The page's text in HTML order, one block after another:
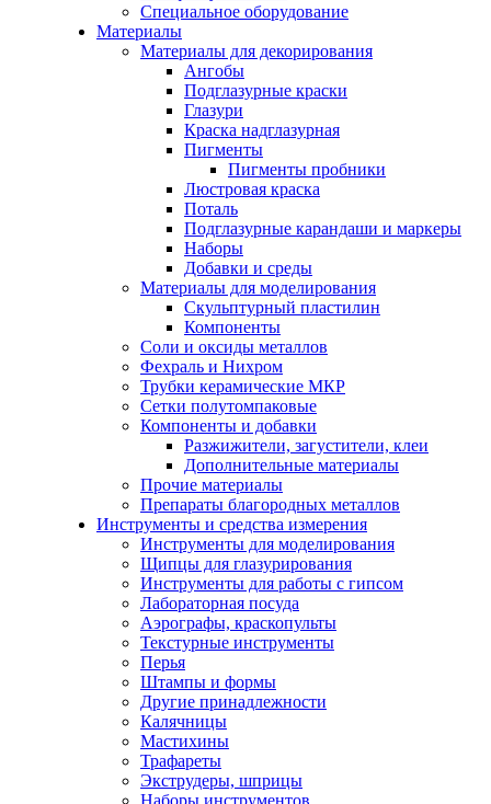
Специальное оборудование
Материалы
Материалы для декорирования
Ангобы
Подглазурные краски
Глазури
Краска надглазурная
Пигменты
Пигменты пробники
Люстровая краска
Поталь
Подглазурные карандаши и маркеры
Наборы
Добавки и среды
Материалы для моделирования
Скульптурный пластилин
Компоненты
Соли и оксиды металлов
Фехраль и Нихром
Трубки керамические МКР
Сетки полутомпаковые
Компоненты и добавки
Разжижители, загустители, клеи
Дополнительные материалы
Прочие материалы
Препараты благородных металлов
Инструменты и средства измерения
Инструменты для моделирования
Щипцы для глазурирования
Инструменты для работы с гипсом
Лабораторная посуда
Аэрографы, краскопульты
Текстурные инструменты
Перья
Штампы и формы
Другие принадлежности
Калячницы
Мастихины
Трафареты
Экструдеры, шприцы
Наборы инструментов